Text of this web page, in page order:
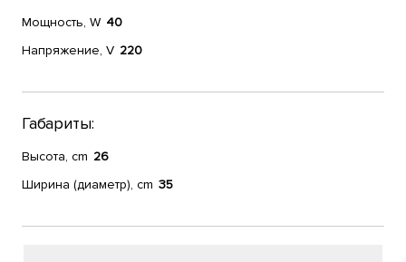
Мощность, W 40
Напряжение, V 220
Габариты:
Высота, cm 26
Ширина (диаметр), cm 35